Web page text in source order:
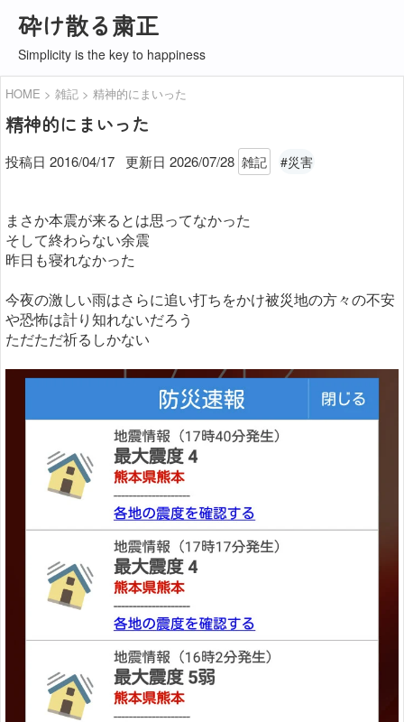
砕け散る粛正
Simplicity is the key to happiness
HOME 雑記 精神的にまいった
精神的にまいった
投稿日 2016/04/17 更新日 2026/07/28 雑記 #災害
まさか本震が来るとは思ってなかった
そして終わらない余震
昨日も寝れなかった
今夜の激しい雨はさらに追い打ちをかけ被災地の方々の不安
や恐怖は計り知れないだろう
ただただ祈るしかない